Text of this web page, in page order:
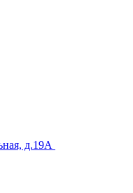
д.19А